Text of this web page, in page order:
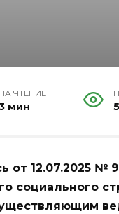
НА ЧТЕНИЕ
мин
от 12.07.2025 №
социального